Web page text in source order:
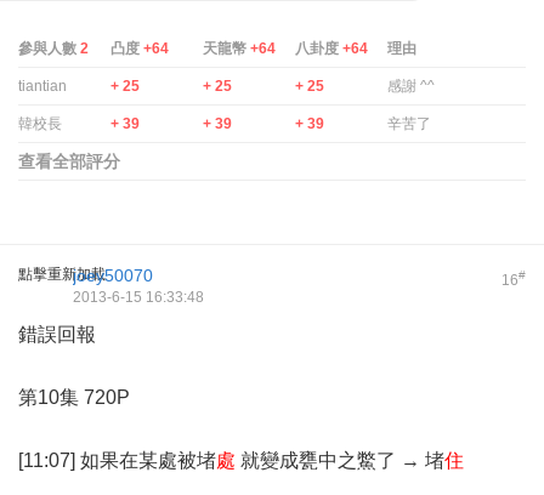
參與人數 2 凸度 +64 天龍幣 +64 八卦度 +64 理由
tiantian + 25 + 25 + 25 感謝 ^^
韓校長 + 39 + 39 + 39 辛苦了
查看全部評分
點擊重新加載 16#
joey50070
2013-6-15 16:33:48
錯誤回報
第10集 720P
[11:07] 如果在某處被堵處 就變成甕中之鱉了 → 堵住